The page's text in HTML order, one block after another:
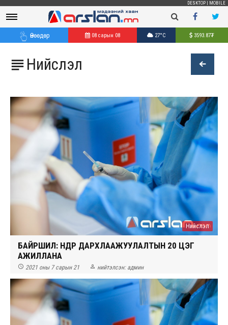
DESKTOP MOBILE
Өнөөдөр 08 сарын 08 27°C 3593.87₮
 Нийслэл
Нийслэл
БАЙРШИЛ: ӨНӨӨДӨР ДАРХЛААЖУУЛАЛТЫН 20 ЦЭГ
АЖИЛЛАНА
 2021 оны 7 сарын 21  нийтэлсэн: админ